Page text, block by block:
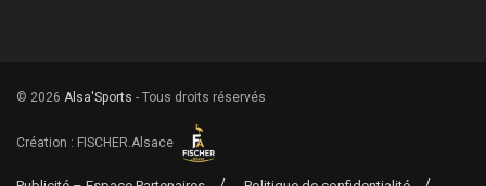
© 2026 Alsa'Sports - Tous droits réservés
Création : FISCHER.Alsace